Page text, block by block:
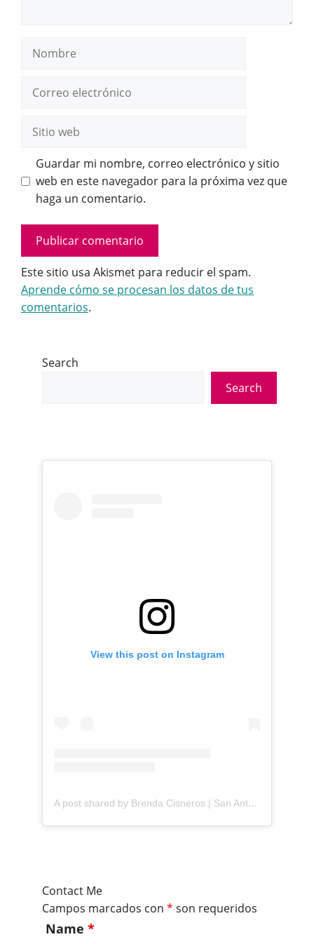
Nombre
electrónico
web
Guardar mi nombre, correo electrónico y sitio
web en este navegador para la próxima vez que
haga un comentario.
Este sitio usa Akismet para reducir el spam.
Aprende cómo se procesan los datos de tus
comentarios.
Search
Search
View this post on Instagram
A post shared by Brenda Cisneros | San Antonio Content Creator (@mejorandomihogar)
Contact Me
Campos marcados con * son requeridos
Name *